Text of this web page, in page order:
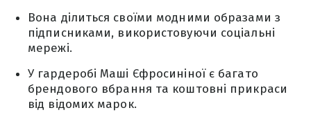
Вона ділиться своїми модними образами з
підписниками, використовуючи соціальні
мережі.
У гардеробі Маші Єфросиніної є багато
брендового вбрання та коштовні прикраси
від відомих марок.